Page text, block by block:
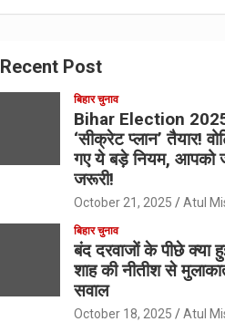
Recent Post
बिहार चुनाव
Bihar Election
‘सीक्रेट प्लान’ तैयार!
गए ये बड़े नियम, आपको
जरूरी!
October 21, 2025 Atul
बिहार चुनाव
बंद दरवाजों के पीछे क्या
शाह की नीतीश से
सवाल
October 18, 2025 Atul